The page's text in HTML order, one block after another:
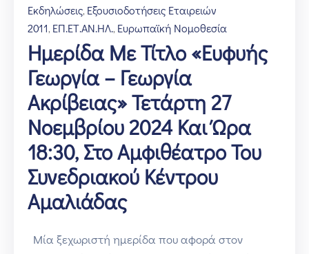
Εκδηλώσεις‚ Εξουσιοδοτήσεις Εταιρειών
2011‚ ΕΠ.ΕΤ.ΑΝ.ΗΛ.‚ Ευρωπαϊκή Νομοθεσία
Ημερίδα Με Τίτλο «Ευφυής
Γεωργία – Γεωργία
Ακρίβειας» Τετάρτη 27
Νοεμβρίου 2024 Και Ώρα
18:30, Στο Αμφιθέατρο Του
Συνεδριακού Κέντρου
Αμαλιάδας
Μία ξεχωριστή ημερίδα που αφορά στον